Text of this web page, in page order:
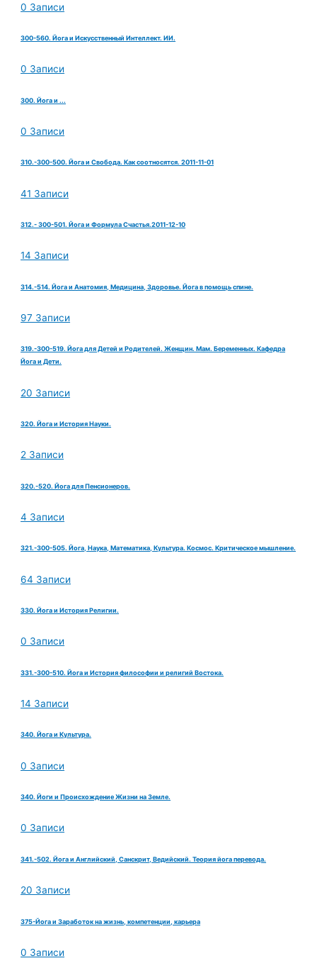
0 Записи
300-560. Йога и Искусственный Интеллект. ИИ.
0 Записи
300. Йога и ...
0 Записи
310.-300-500. Йога и Свобода. Как соотносятся. 2011-11-01
41 Записи
312.- 300-501. Йога и Формула Счастья.2011-12-10
14 Записи
314.-514. Йога и Анатомия, Медицина, Здоровье. Йога в помощь спине.
97 Записи
319.-300-519. Йога для Детей и Родителей. Женщин. Мам. Беременных. Кафедра
Йога и Дети.
20 Записи
320. Йога и История Науки.
2 Записи
320.-520. Йога для Пенсионеров.
4 Записи
321.-300-505. Йога, Наука, Математика, Культура. Космос. Критическое мышление.
64 Записи
330. Йога и История Религии.
0 Записи
331.-300-510. Йога и История философии и религий Востока.
14 Записи
340. Йога и Культура.
0 Записи
340. Йоги и Происхождение Жизни на Земле.
0 Записи
341.-502. Йога и Английский, Санскрит, Ведийский. Теория йога перевода.
20 Записи
375-Йога и Заработок на жизнь, компетенции, карьера
0 Записи